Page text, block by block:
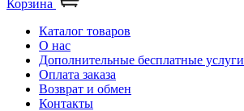
Корзина
Каталог товаров
О нас
Дополнительные бесплатные услуги
Оплата заказа
Возврат и обмен
Контакты